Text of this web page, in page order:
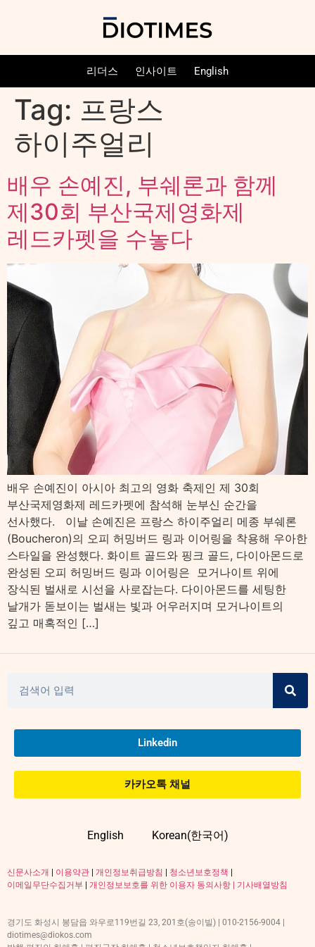
리더스 인사이트 English
Tag: 프랑스
하이주얼리
배우 손예진, 부쉐론과 함께
제30회 부산국제영화제
레드카펫을 수놓다
배우 손예진이 아시아 최고의 영화 축제인 제 30회
부산국제영화제 레드카펫에 참석해 눈부신 순간을
선사했다. 이날 손예진은 프랑스 하이주얼리 메종 부쉐론
(Boucheron)의 오피 허밍버드 링과 이어링을 착용해 우아한
스타일을 완성했다. 화이트 골드와 핑크 골드, 다이아몬드로
완성된 오피 허밍버드 링과 이어링은 모거나이트 위에
장식된 벌새로 시선을 사로잡는다. 다이아몬드를 세팅한
날개가 돋보이는 벌새는 빛과 어우러지며 모거나이트의
깊고 매혹적인 […]
Linkedin
카카오톡 채널
English Korean(한국어)
신문사소개 이용약관 개인정보취급방침 청소년보호정책
이메일무단수집거부
개인정보보호를 위한 이용자 동의사항 | 기사배열방침
경기도 화성시 봉담읍 와우로119번길 23, 201호(송이빌) | 010-2156-9004 |
diotimes@diokos.com